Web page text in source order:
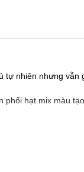
tự nhiên nhưng vẫn
hạt mix màu